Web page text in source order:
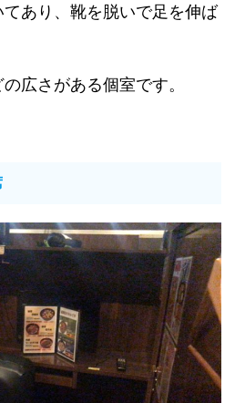
あり、靴を脱いで足を伸ば
広さがある個室です。